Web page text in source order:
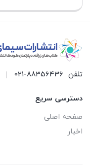
تلفن 021-88356436
دسترسی سریع
صفحه اصلی
اخبار